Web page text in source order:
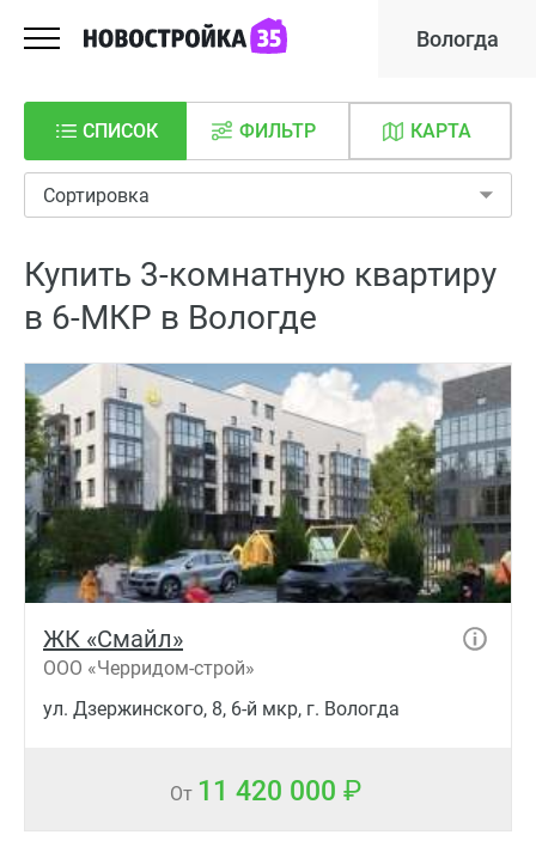
Вологда
СПИСОК КАРТА
ФИЛЬТР
Сортировка
Купить 3-комнатную квартиру
в 6-МКР в Вологде
ЖК «Смайл»
ООО «Черридом-строй»
ул. Дзержинского, 8, 6-й мкр, г. Вологда
От 11 420 000